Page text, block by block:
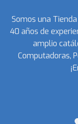
Somos una
40 años de
amplio
Computadoras,